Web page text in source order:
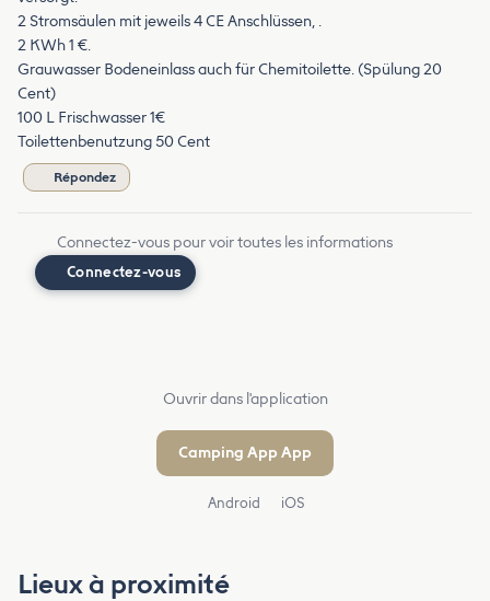
2 Stromsäulen mit jeweils 4 CE Anschlüssen, .
2 KWh 1 €.
Grauwasser Bodeneinlass auch für Chemitoilette. (Spülung 20
Cent)
100 L Frischwasser 1€
Toilettenbenutzung 50 Cent
Répondez
Connectez-vous pour voir toutes les informations
Connectez-vous
Ouvrir dans l'application
Camping App App
Android iOS
Lieux à proximité